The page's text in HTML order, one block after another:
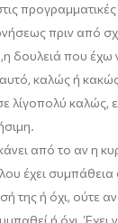
πριν από
,η δουλειά που έχω
καλώς ή
λίγοπολύ καλώς,
από το αν η
έχει
της ή όχι, ούτε